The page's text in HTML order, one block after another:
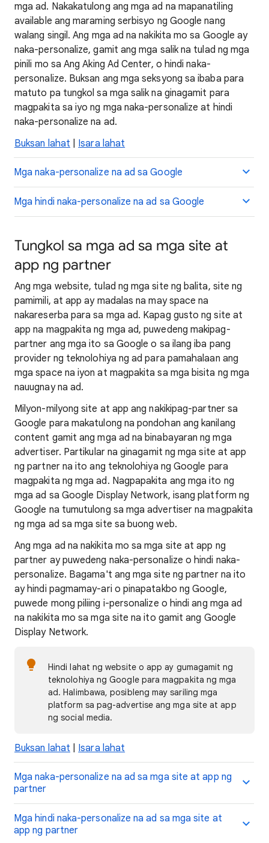
mga ad. Nakakatulong ang mga ad na mapanatiling
available ang maraming serbisyo ng Google nang
walang singil. Ang mga ad na nakikita mo sa Google ay
naka-personalize, gamit ang mga salik na tulad ng mga
pinili mo sa Ang Aking Ad Center, o hindi naka-
personalize. Buksan ang mga seksyong sa ibaba para
matuto pa tungkol sa mga salik na ginagamit para
magpakita sa iyo ng mga naka-personalize at hindi
naka-personalize na ad.
Buksan lahat
Isara lahat
Mga naka-personalize na ad sa Google
Mga hindi naka-personalize na ad sa Google
Tungkol sa mga ad sa mga site at
app ng partner
Ang mga website, tulad ng mga site ng balita, site ng
pamimili, at app ay madalas na may space na
nakareserba para sa mga ad. Kapag gusto ng site at
app na magpakita ng mga ad, puwedeng makipag-
partner ang mga ito sa Google o sa ilang iba pang
provider ng teknolohiya ng ad para pamahalaan ang
mga space na iyon at magpakita sa mga bisita ng mga
nauugnay na ad.
Milyon-milyong site at app ang nakikipag-partner sa
Google para makatulong na pondohan ang kanilang
content gamit ang mga ad na binabayaran ng mga
advertiser. Partikular na ginagamit ng mga site at app
ng partner na ito ang teknolohiya ng Google para
magpakita ng mga ad. Nagpapakita ang mga ito ng
mga ad sa Google Display Network, isang platform ng
Google na tumutulong sa mga advertiser na magpakita
ng mga ad sa mga site sa buong web.
Ang mga ad na nakikita mo sa mga site at app ng
partner ay puwedeng naka-personalize o hindi naka-
personalize. Bagama't ang mga site ng partner na ito
ay hindi pagmamay-ari o pinapatakbo ng Google,
puwede mong piliing i-personalize o hindi ang mga ad
na nakikita mo sa mga site na ito gamit ang Google
Display Network.
Hindi lahat ng website o app ay gumagamit ng
teknolohiya ng Google para magpakita ng mga
ad. Halimbawa, posibleng may sariling mga
platform sa pag-advertise ang mga site at app
ng social media.
Buksan lahat Isara lahat
Mga naka-personalize na ad sa mga site at app ng
partner
Mga hindi naka-personalize na ad sa mga site at
app ng partner